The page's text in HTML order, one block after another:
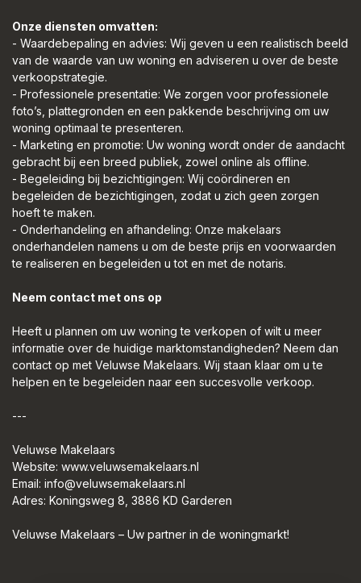
Onze diensten omvatten:
- Waardebepaling en advies: Wij geven u een realistisch beeld
van de waarde van uw woning en adviseren u over de beste
verkoopstrategie.
- Professionele presentatie: We zorgen voor professionele
foto’s, plattegronden en een pakkende beschrijving om uw
woning optimaal te presenteren.
- Marketing en promotie: Uw woning wordt onder de aandacht
gebracht bij een breed publiek, zowel online als offline.
- Begeleiding bij bezichtigingen: Wij coördineren en
begeleiden de bezichtigingen, zodat u zich geen zorgen
hoeft te maken.
- Onderhandeling en afhandeling: Onze makelaars
onderhandelen namens u om de beste prijs en voorwaarden
te realiseren en begeleiden u tot en met de notaris.
Neem contact met ons op
Heeft u plannen om uw woning te verkopen of wilt u meer
informatie over de huidige marktomstandigheden? Neem dan
contact op met Veluwse Makelaars. Wij staan klaar om u te
helpen en te begeleiden naar een succesvolle verkoop.
---
Veluwse Makelaars
Website: www.veluwsemakelaars.nl
Email: info@veluwsemakelaars.nl
Adres: Koningsweg 8, 3886 KD Garderen
Veluwse Makelaars – Uw partner in de woningmarkt!